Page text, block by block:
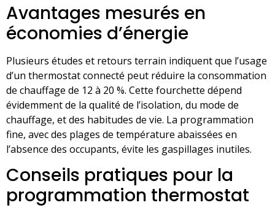
Avantages mesurés en
économies d’énergie
Plusieurs études et retours terrain indiquent que l’usage
d’un thermostat connecté peut réduire la consommation
de chauffage de 12 à 20 %. Cette fourchette dépend
évidemment de la qualité de l’isolation, du mode de
chauffage, et des habitudes de vie. La programmation
fine, avec des plages de température abaissées en
l’absence des occupants, évite les gaspillages inutiles.
Conseils pratiques pour la
programmation thermostat